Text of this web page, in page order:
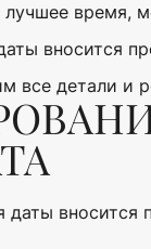
лучшее время,
вносится
все детали и
вносится